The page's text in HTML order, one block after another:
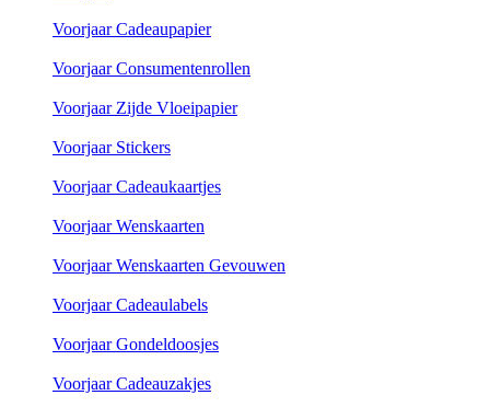
Voorjaar Cadeaupapier
Voorjaar Consumentenrollen
Voorjaar Zijde Vloeipapier
Voorjaar Stickers
Voorjaar Cadeaukaartjes
Voorjaar Wenskaarten
Voorjaar Wenskaarten Gevouwen
Voorjaar Cadeaulabels
Voorjaar Gondeldoosjes
Voorjaar Cadeauzakjes